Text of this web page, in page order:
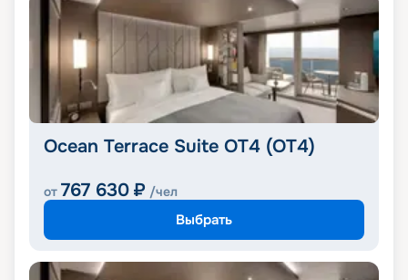
Ocean Terrace Suite OT4 (OT4)
от 767 630 ₽ /чел
Выбрать